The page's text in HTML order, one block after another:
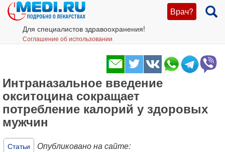
Врач?
Для специалистов здравоохранения!
Соглашение об использовании
Интраназальное введение
окситоцина сокращает
потребление калорий у здоровых
мужчин
Статьи
Опубликовано на сайте: